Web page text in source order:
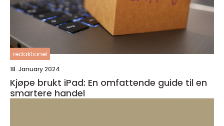
redaktionel
18. January 2024
Kjøpe brukt iPad: En omfattende guide til en
smartere handel